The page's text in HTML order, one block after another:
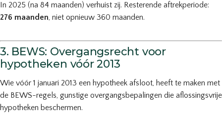
In 2025 (na 84 maanden) verhuist zij. Resterende aftrekperiode:
276 maanden, niet opnieuw 360 maanden.
3. BEWS: Overgangsrecht voor
hypotheken vóór 2013
Wie vóór 1 januari 2013 een hypotheek afsloot, heeft te maken met
de BEWS-regels, gunstige overgangsbepalingen die aflossingsvrije
hypotheken beschermen.